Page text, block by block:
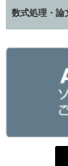
数式処理・論